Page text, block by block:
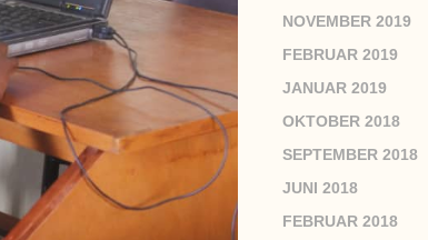
NOVEMBER 2019
FEBRUAR 2019
JANUAR 2019
OKTOBER 2018
SEPTEMBER 2018
JUNI 2018
FEBRUAR 2018